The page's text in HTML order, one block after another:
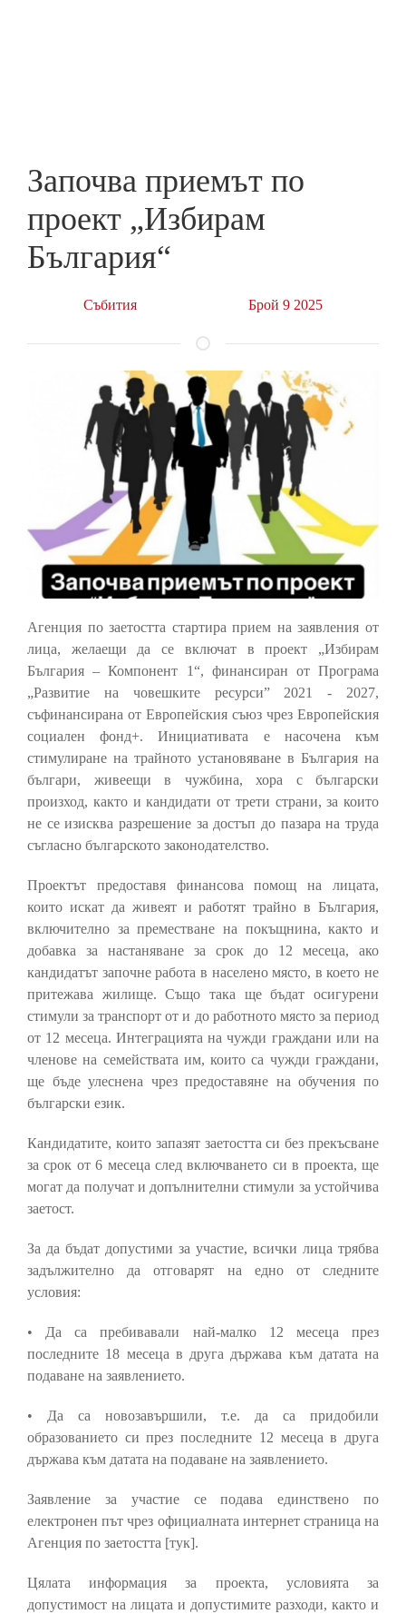
Започва приемът по
проект „Избирам
България“
Събития Брой 9 2025
Агенция по заетостта стартира прием на заявления от
лица, желаещи да се включат в проект „Избирам
България – Компонент 1“, финансиран от Програма
„Развитие на човешките ресурси” 2021 - 2027,
съфинансирана от Европейския съюз чрез Европейския
социален фонд+. Инициативата е насочена към
стимулиране на трайното установяване в България на
българи, живеещи в чужбина, хора с български
произход, както и кандидати от трети страни, за които
не се изисква разрешение за достъп до пазара на труда
съгласно българското законодателство.
Проектът предоставя финансова помощ на лицата,
които искат да живеят и работят трайно в България,
включително за преместване на покъщнина, както и
добавка за настаняване за срок до 12 месеца, ако
кандидатът започне работа в населено място, в което не
притежава жилище. Също така ще бъдат осигурени
стимули за транспорт от и до работното място за период
от 12 месеца. Интеграцията на чужди граждани или на
членове на семействата им, които са чужди граждани,
ще бъде улеснена чрез предоставяне на обучения по
български език.
Кандидатите, които запазят заетостта си без прекъсване
за срок от 6 месеца след включването си в проекта, ще
могат да получат и допълнителни стимули за устойчива
заетост.
За да бъдат допустими за участие, всички лица трябва
задължително да отговарят на едно от следните
условия:
• Да са пребивавали най-малко 12 месеца през
последните 18 месеца в друга държава към датата на
подаване на заявлението.
• Да са новозавършили, т.е. да са придобили
образованието си през последните 12 месеца в друга
държава към датата на подаване на заявлението.
Заявление за участие се подава единствено по
електронен път чрез официалната интернет страница на
Агенция по заетостта [тук].
Цялата информация за проекта, условията за
допустимост на лицата и допустимите разходи, както и